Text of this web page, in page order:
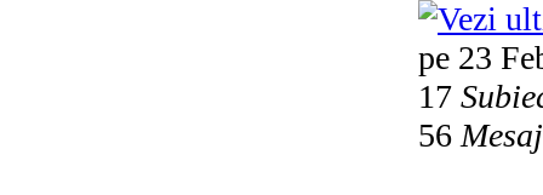
pe 23
17
56